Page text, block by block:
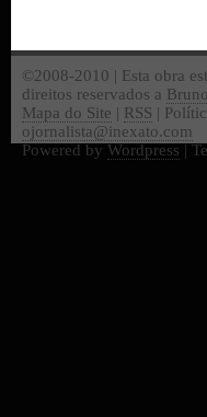
©2008-2010 | Esta obra
direitos reservados a
Mapa do Site | RSS |
ojornalista@inexato.com
Powered by Wordpress |